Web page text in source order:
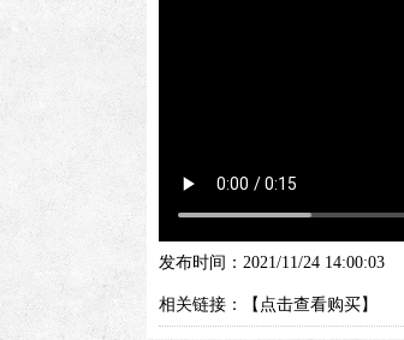
发布时间：2021/11/24 14:00:03
相关链接：【 点击查看购买】